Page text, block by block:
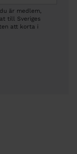
är medlem,
till Sveriges
att korta i